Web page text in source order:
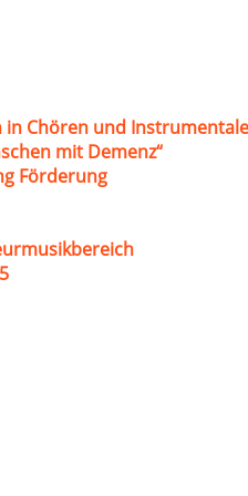
Chören und
mit Demenz“
Förderung